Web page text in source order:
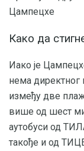
Цампецхе
Како да
Иако је
нема
између две
више од шест
аутобуси од
такође и од